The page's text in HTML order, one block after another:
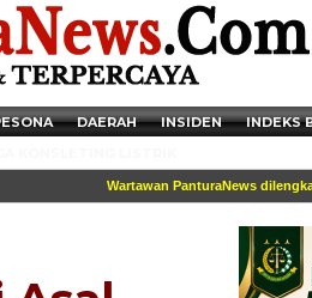
DAERAH INSIDEN INDEKS
Wartawan PanturaNews